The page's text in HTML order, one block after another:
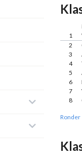
1
2
3
4
5
6
7
8
Ronder